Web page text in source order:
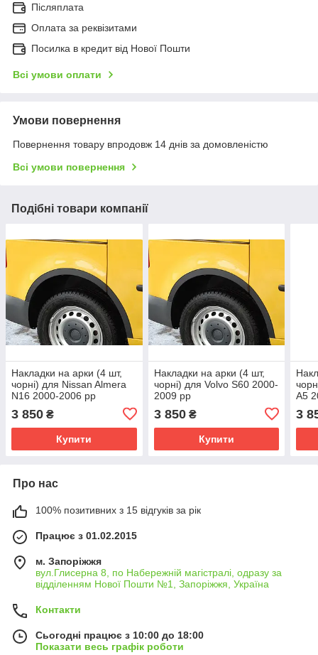
Післяплата
Оплата за реквізитами
Посилка в кредит від Нової Пошти
Всі умови оплати
Умови повернення
Повернення товару впродовж 14 днів за домовленістю
Всі умови повернення
Подібні товари компанії
Накладки на арки (4 шт,
чорні) для Nissan Almera
N16 2000-2006 рр
3 850 ₴
Купити
Накладки на арки (4 шт,
чорні) для Volvo S60 2000-
2009 рр
3 850₴
Купити
A5
3
Про нас
100% позитивних з 15 відгуків за рік
Працює з 01.02.2015
м. Запоріжжя
вул.Глисерна 8, по Набережній магістралі, одразу за
відділенням Нової Пошти №1, Запоріжжя, Україна
Контакти
Сьогодні працює з 10:00 до 18:00
Показати весь графік роботи